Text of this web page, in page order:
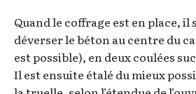
Quand le coffrage est en place, il
déverser le béton au centre du
est possible), en deux coulées
Il est ensuite étalé du mieux